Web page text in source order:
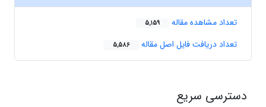
تعداد مشاهده مقاله 5,159
تعداد دریافت فایل اصل مقاله 5,586
دسترسی سریع